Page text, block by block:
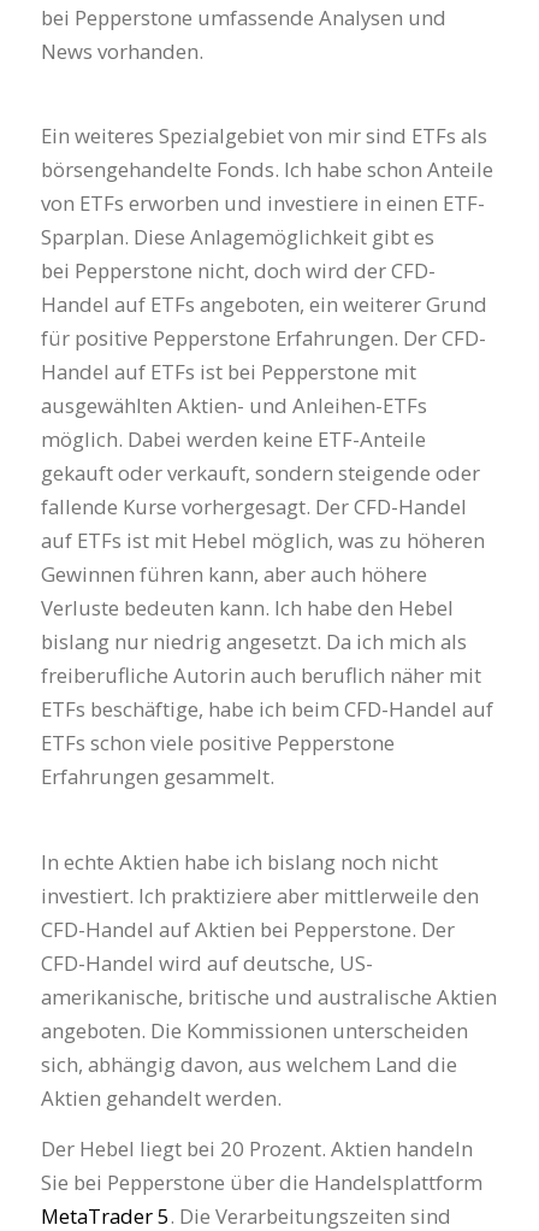
bei Pepperstone umfassende Analysen und
News vorhanden.
Ein weiteres Spezialgebiet von mir sind ETFs als
börsengehandelte Fonds. Ich habe schon Anteile
von ETFs erworben und investiere in einen ETF-
Sparplan. Diese Anlagemöglichkeit gibt es
bei Pepperstone nicht, doch wird der CFD-
Handel auf ETFs angeboten, ein weiterer Grund
für positive Pepperstone Erfahrungen. Der CFD-
Handel auf ETFs ist bei Pepperstone mit
ausgewählten Aktien- und Anleihen-ETFs
möglich. Dabei werden keine ETF-Anteile
gekauft oder verkauft, sondern steigende oder
fallende Kurse vorhergesagt. Der CFD-Handel
auf ETFs ist mit Hebel möglich, was zu höheren
Gewinnen führen kann, aber auch höhere
Verluste bedeuten kann. Ich habe den Hebel
bislang nur niedrig angesetzt. Da ich mich als
freiberufliche Autorin auch beruflich näher mit
ETFs beschäftige, habe ich beim CFD-Handel auf
ETFs schon viele positive Pepperstone
Erfahrungen gesammelt.
In echte Aktien habe ich bislang noch nicht
investiert. Ich praktiziere aber mittlerweile den
CFD-Handel auf Aktien bei Pepperstone. Der
CFD-Handel wird auf deutsche, US-
amerikanische, britische und australische Aktien
angeboten. Die Kommissionen unterscheiden
sich, abhängig davon, aus welchem Land die
Aktien gehandelt werden.
Der Hebel liegt bei 20 Prozent. Aktien handeln
Sie bei Pepperstone über die Handelsplattform
MetaTrader 5. Die Verarbeitungszeiten sind